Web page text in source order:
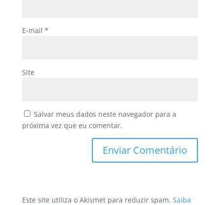
E-mail *
Site
Salvar meus dados neste navegador para a
próxima vez que eu comentar.
Este site utiliza o Akismet para reduzir spam. Saiba